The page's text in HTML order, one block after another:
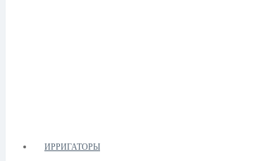
ИРРИГАТОРЫ